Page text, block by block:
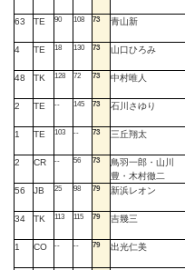
63 TE 90 108 73 青山新
4 TE 18 130 73 山口ひろみ
48 TK 128 72 73 中村唯人
2 TE -- 145 73 石川さゆり
1 TE 103 -- 73 三丘翔太
2 CR -- 56 73
鳥羽一郎・山川
豊・木村徹二
56 JB 25 98 79 新浜レオン
34 TK 113 115 79 吉幾三
1 CO -- -- 79 出光仁美